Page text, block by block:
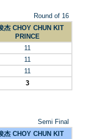
Round of 16
杰 CHOY CHUN KIT
PRINCE
11
11
11
3
Semi Final
杰 CHOY CHUN KIT